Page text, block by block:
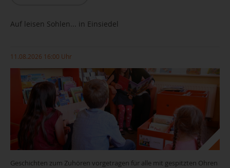
Auf leisen Sohlen... in Einsiedel
11.08.2026 16:00 Uhr
Geschichten zum Zuhören vorgetragen für alle mit gespitzten Ohren